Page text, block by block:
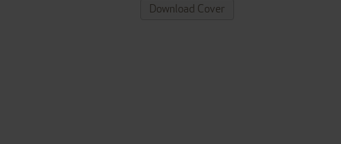
BILDERGALERIE
Download Cover